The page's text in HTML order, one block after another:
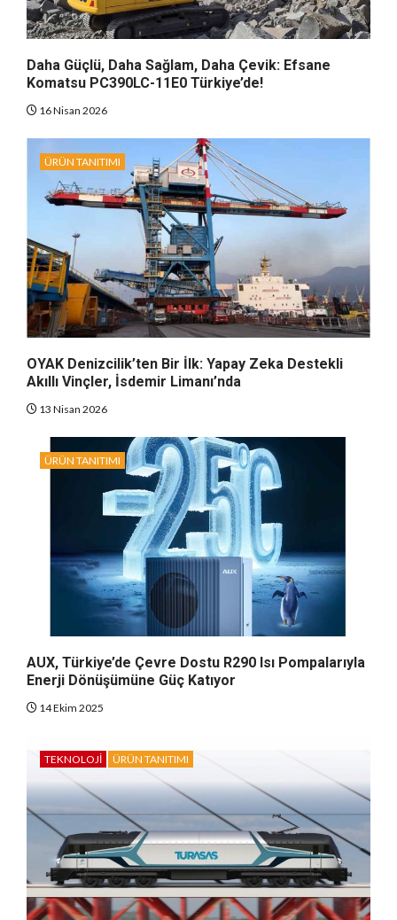
Daha Güçlü, Daha Sağlam, Daha Çevik: Efsane
Komatsu PC390LC-11E0 Türkiye’de!
16 Nisan 2026
ÜRÜN TANITIMI
OYAK Denizcilik’ten Bir İlk: Yapay Zeka Destekli
Akıllı Vinçler, İsdemir Limanı’nda
13 Nisan 2026
ÜRÜN TANITIMI
AUX, Türkiye’de Çevre Dostu R290 Isı Pompalarıyla
Enerji Dönüşümüne Güç Katıyor
14 Ekim 2025
TEKNOLOJI ÜRÜN TANITIMI